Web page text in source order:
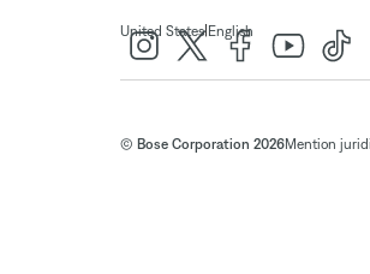
United States| English
© Bose Corporation 2026Mention